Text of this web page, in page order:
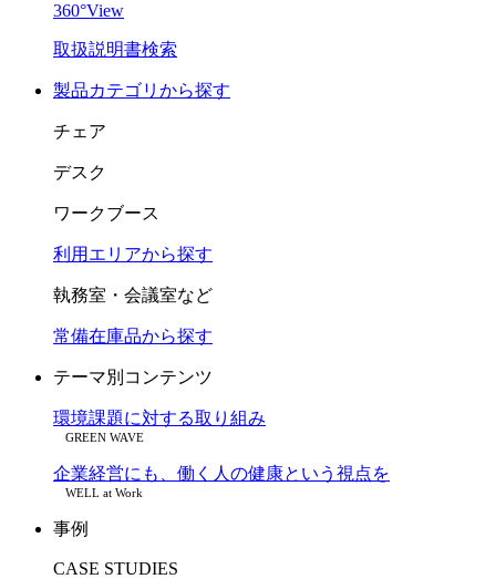
360°View
取扱説明書検索
製品カテゴリから探す
チェア
デスク
ワークブース
利用エリアから探す
執務室・会議室など
常備在庫品から探す
テーマ別コンテンツ
環境課題に対する取り組み
GREEN WAVE
企業経営にも、働く人の健康という視点を
WELL at Work
事例
CASE STUDIES